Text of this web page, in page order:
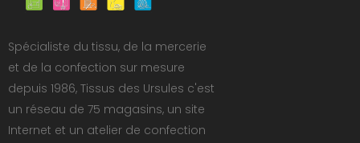
Spécialiste du tissu, de la mercerie
et de la confection sur mesure
depuis 1986, Tissus des Ursules c'est
un réseau de 75 magasins, un site
Internet et un atelier de confection